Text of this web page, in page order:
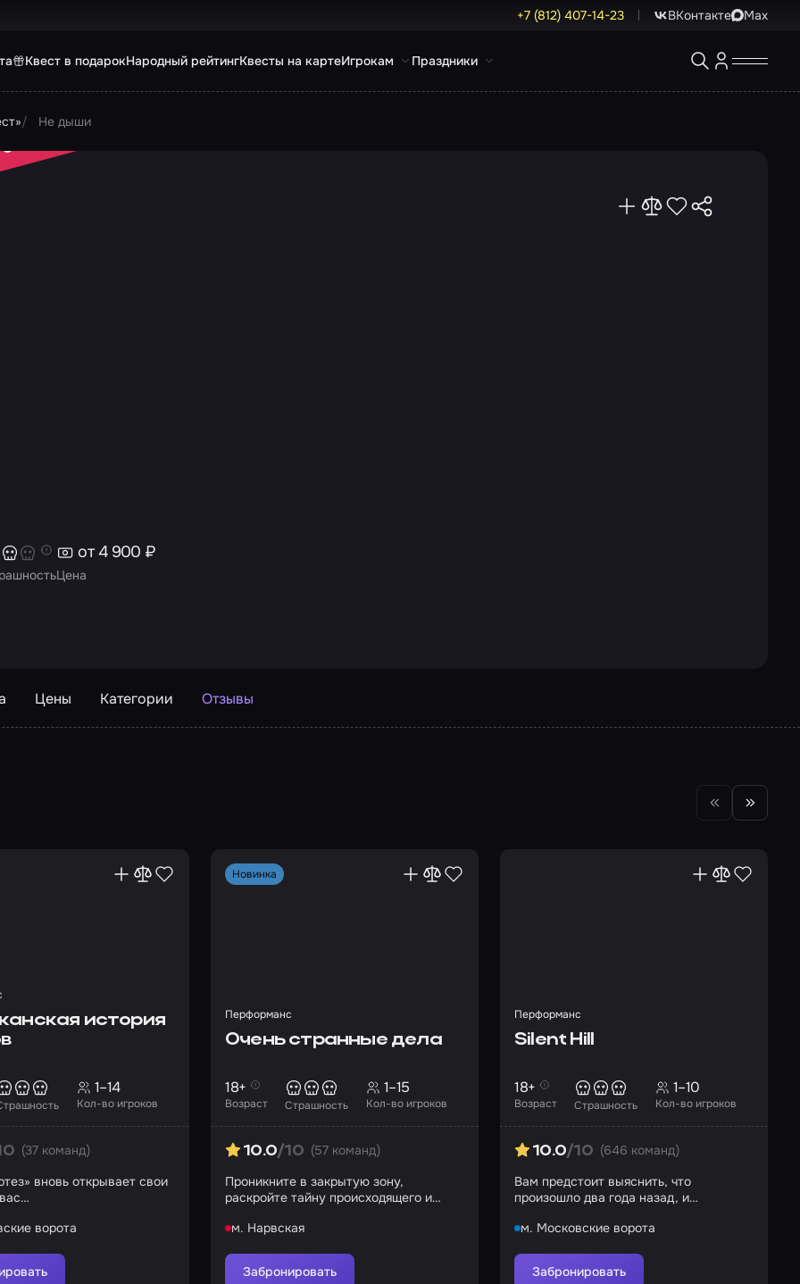
+7 (812) 407-14-23 ВКонтакте Max
Квест в подарокНародный рейтингКвесты на картеИгрокам Праздники
Не дыши
Цена
от 4 900 ₽
Цены Категории Отзывы
история
Кол-во игроков
1–14
(37 команд)
вновь открывает свои
ворота
Новинка
Перформанс
Очень странные дела
Возраст
18+
Страшность Кол-во игроков
1–15
10.0/10 (57 команд)
Проникните в закрытую зону,
раскройте тайну происходящего и
м. Нарвская
Забронировать
Перформанс
Silent Hill
Возраст
18+
Страшность Кол-во игроков
1–10
10.0/10 (646 команд)
Вам предстоит выяснить, что
произошло два года назад, и
м. Московские ворота
Забронировать